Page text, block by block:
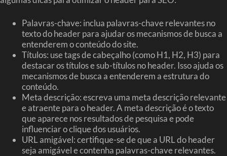
Palavras-chave: inclua palavras-chave relevantes no
texto do header para ajudar os mecanismos de busca a
entenderem o conteúdo do site.
Títulos: use tags de cabeçalho (como H1, H2, H3) para
destacar os títulos e sub-títulos no header. Isso ajuda os
mecanismos de busca a entenderem a estrutura do
conteúdo.
Meta descrição: escreva uma meta descrição relevante
e atraente para o header. A meta descrição é o texto
que aparece nos resultados de pesquisa e pode
influenciar o clique dos usuários.
URL amigável: certifique-se de que a URL do header
seja amigável e contenha palavras-chave relevantes.